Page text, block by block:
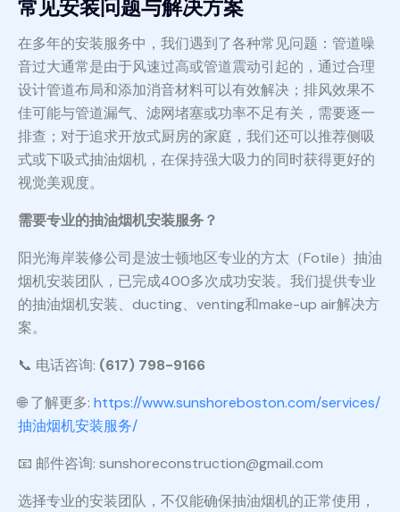
常见安装问题与解决方案
在多年的安装服务中，我们遇到了各种常见问题：管道噪
音过大通常是由于风速过高或管道震动引起的，通过合理
设计管道布局和添加消音材料可以有效解决；排风效果不
佳可能与管道漏气、滤网堵塞或功率不足有关，需要逐一
排查；对于追求开放式厨房的家庭，我们还可以推荐侧吸
式或下吸式抽油烟机，在保持强大吸力的同时获得更好的
视觉美观度。
需要专业的抽油烟机安装服务？
阳光海岸装修公司是波士顿地区专业的方太（Fotile）抽油
烟机安装团队，已完成400多次成功安装。我们提供专业
的抽油烟机安装、ducting、venting和make-up air解决方
案。
📞 电话咨询: (617) 798-9166
🌐 了解更多: https://www.sunshoreboston.com/services/
抽油烟机安装服务/
📧 邮件咨询: sunshoreconstruction@gmail.com
选择专业的安装团队，不仅能确保抽油烟机的正常使用，